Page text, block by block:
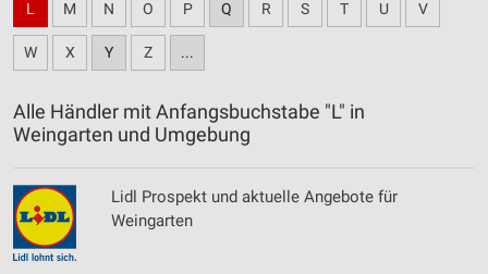
L M N O P Q R S T U V
W X Y Z ...
Alle Händler mit Anfangsbuchstabe "L" in
Weingarten und Umgebung
Lidl Prospekt und aktuelle Angebote für
Weingarten